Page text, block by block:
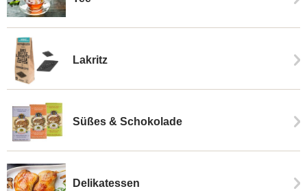
Lakritz
Süßes & Schokolade
Delikatessen